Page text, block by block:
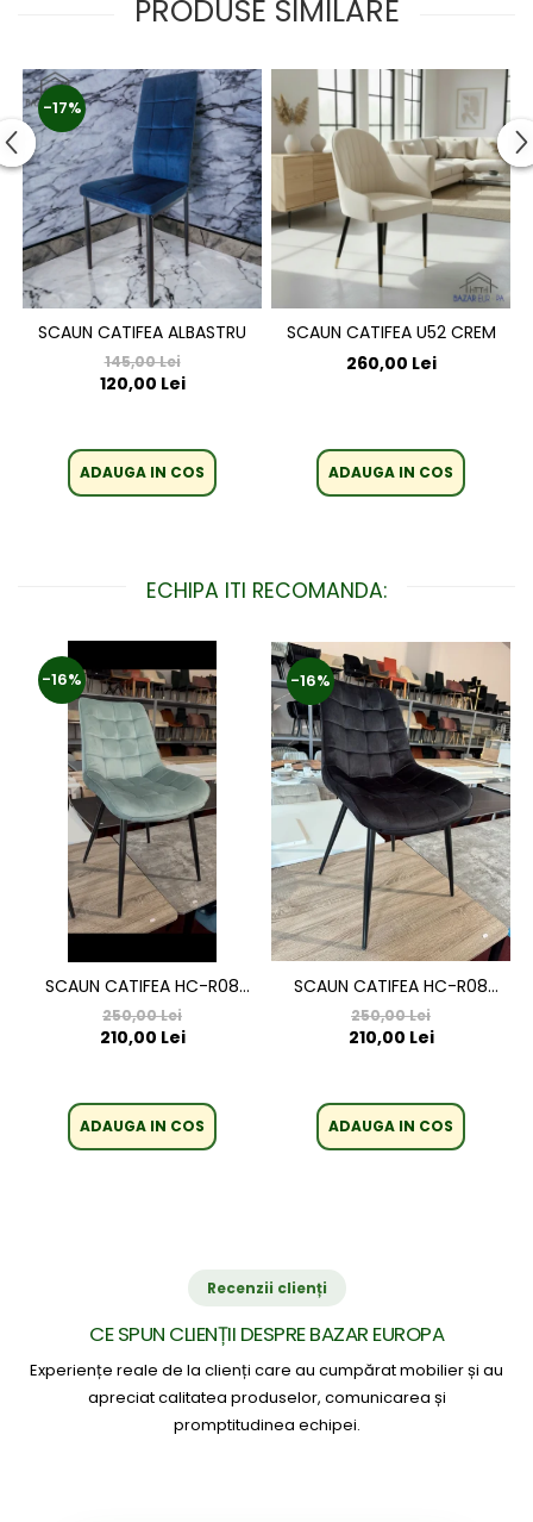
PRODUSE SIMILARE
-17%
SCAUN CATIFEA ALBASTRU
145,00 Lei
120,00 Lei
ADAUGA IN COS
SCAUN CATIFEA U52 CREM
260,00 Lei
ADAUGA IN COS
ECHIPA ITI RECOMANDA:
-16%
SCAUN CATIFEA HC-R08
VERDE DESCHIS
250,00 Lei
210,00 Lei
ADAUGA IN COS
-16%
SCAUN CATIFEA HC-R08
NEGRU
250,00 Lei
210,00 Lei
ADAUGA IN COS
Recenzii clienți
CE SPUN CLIENȚII DESPRE BAZAR EUROPA
Experiențe reale de la clienți care au cumpărat mobilier și au
apreciat calitatea produselor, comunicarea și
promptitudinea echipei.